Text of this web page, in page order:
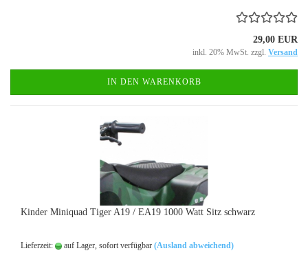
29,00 EUR
inkl. 20% MwSt. zzgl. Versand
IN DEN WARENKORB
Kinder Miniquad Tiger A19 / EA19 1000 Watt Sitz schwarz
Lieferzeit: auf Lager, sofort verfügbar (Ausland abweichend)